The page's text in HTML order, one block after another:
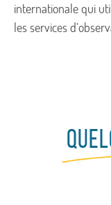
internationale qui
les services